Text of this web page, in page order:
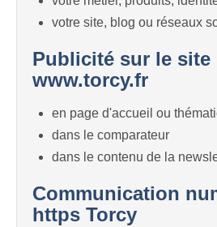
votre site, blog ou réseaux
Publicité sur le site
www.torcy.fr
en page d'accueil ou
dans le comparateur
dans le contenu de la
Communication
https Torcy